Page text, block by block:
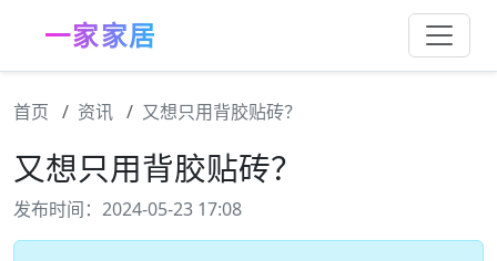
一家家居
首页 资讯 又想只用背胶贴砖？
又想只用背胶贴砖？
发布时间：2024-05-23 17:08